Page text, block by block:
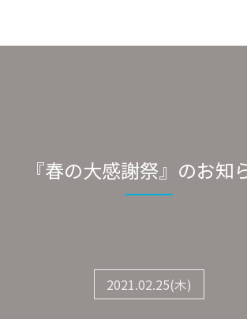
『春の大感謝祭』のお知
2021.02.25(木)